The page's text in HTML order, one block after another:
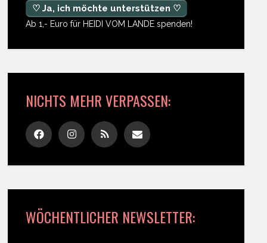
♡ Ja, ich möchte unterstützen ♡
Ab 1,- Euro für HEIDI VOM LANDE spenden!
NICHTS MEHR VERPASSEN:
WÖCHENTLICHER NEWSLETTER: